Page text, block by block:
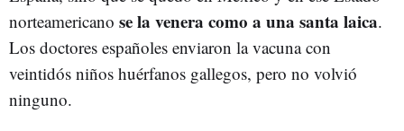
norteamericano se la venera como a una santa laica.
Los doctores españoles enviaron la vacuna con
veintidós niños huérfanos gallegos, pero no volvió
ninguno.